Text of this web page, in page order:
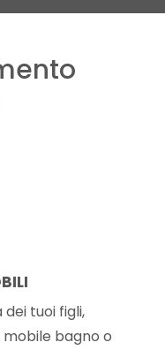
tuoi figli,
mobile bagno o